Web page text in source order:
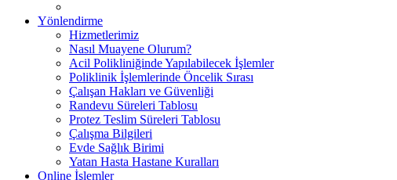
Yönlendirme
Hizmetlerimiz
Nasıl Muayene Olurum?
Acil Polikliniğinde Yapılabilecek İşlemler
Poliklinik İşlemlerinde Öncelik Sırası
Çalışan Hakları ve Güvenliği
Randevu Süreleri Tablosu
Protez Teslim Süreleri Tablosu
Çalışma Bilgileri
Evde Sağlık Birimi
Yatan Hasta Hastane Kuralları
Online İşlemler